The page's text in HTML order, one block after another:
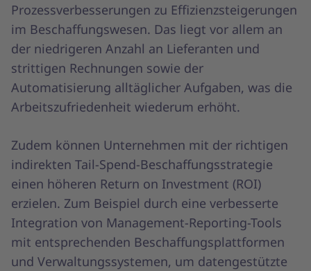
Prozessverbesserungen zu Effizienzsteigerungen
im Beschaffungswesen. Das liegt vor allem an
der niedrigeren Anzahl an Lieferanten und
strittigen Rechnungen sowie der
Automatisierung alltäglicher Aufgaben, was die
Arbeitszufriedenheit wiederum erhöht.
Zudem können Unternehmen mit der richtigen
indirekten Tail-Spend-Beschaffungsstrategie
einen höheren Return on Investment (ROI)
erzielen. Zum Beispiel durch eine verbesserte
Integration von Management-Reporting-Tools
mit entsprechenden Beschaffungsplattformen
und Verwaltungssystemen, um datengestützte